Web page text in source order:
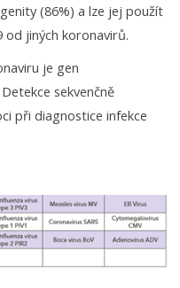
(86%) a lze jej použít
od jiných koronavirů.
je gen
sekvenčně
při diagnostice infekce